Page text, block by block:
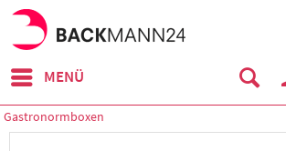
MENÜ
Gastronormboxen